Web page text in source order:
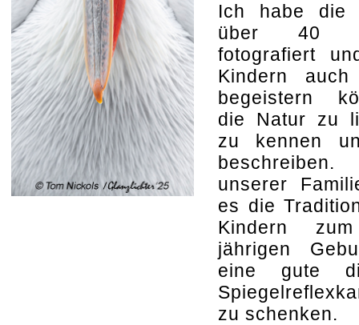
Ich habe die
über 40
fotografiert
Kindern auch
begeistern
die Natur zu
zu kennen
unserer
es die
Kindern
jährigen
eine gute
zu schenken.